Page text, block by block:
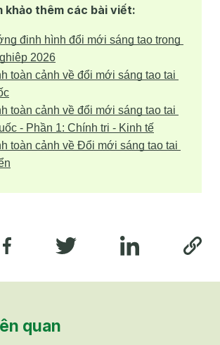
khảo thêm các bài viết:
định hình đổi mới sáng tạo trong
2026
toàn cảnh về đổi mới sáng tạo tại
toàn cảnh về đổi mới sáng tạo tại
- Phần 1: Chính trị - Kinh tế
toàn cảnh về Đổi mới sáng tạo tại
quan